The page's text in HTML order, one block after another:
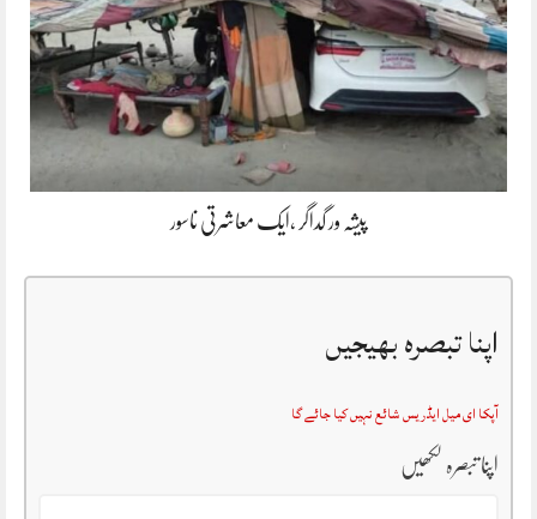
پیشہ ور گداگر ،ایک معاشرتی ناسور
اپنا تبصرہ بھیجیں
آپکا ای میل ایڈریس شائع نہیں کیا جائے گا
اپنا تبصرہ لکھیں